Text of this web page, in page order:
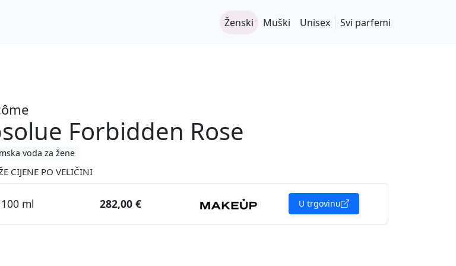
Ženski Muški Unisex Svi parfemi
Forbidden Rose
voda za žene
CIJENE PO VELIČINI
100 ml 282,00 € U trgovinu